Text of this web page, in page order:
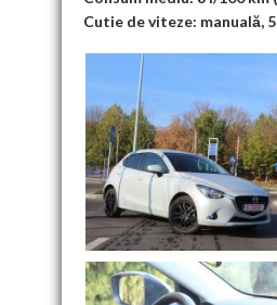
Cutie de viteze: manuală,